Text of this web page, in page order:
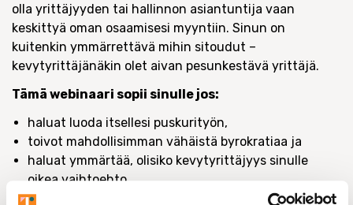
olla yrittäjyyden tai hallinnon asiantuntija vaan
keskittyä oman osaamisesi myyntiin. Sinun on
kuitenkin ymmärrettävä mihin sitoudut –
kevytyrittäjänäkin olet aivan pesunkestävä yrittäjä.
Tämä webinaari sopii sinulle jos:
haluat luoda itsellesi puskurityön,
toivot mahdollisimman vähäistä byrokratiaa ja
haluat ymmärtää, olisiko kevytyrittäjyys sinulle
oikea vaihtoehto.